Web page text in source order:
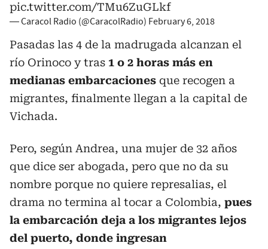
pic.twitter.com/TMu6ZuGLkf
— Caracol Radio (@CaracolRadio) February 6, 2018
Pasadas las 4 de la madrugada alcanzan el
río Orinoco y tras 1 o 2 horas más en
medianas embarcaciones que recogen a
migrantes, finalmente llegan a la capital de
Vichada.
Pero, según Andrea, una mujer de 32 años
que dice ser abogada, pero que no da su
nombre porque no quiere represalias, el
drama no termina al tocar a Colombia, pues
la embarcación deja a los migrantes lejos
del puerto, donde ingresan